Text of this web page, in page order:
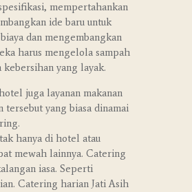
mempertahankan
ide baru untuk
dan mengembangkan
harus mengelola sampah
kebersihan yang layak.
juga layanan makanan
tersebut yang biasa dinamai
hanya di hotel atau
mewah lainnya. Catering
iasa. Seperti
Catering harian Jati Asih